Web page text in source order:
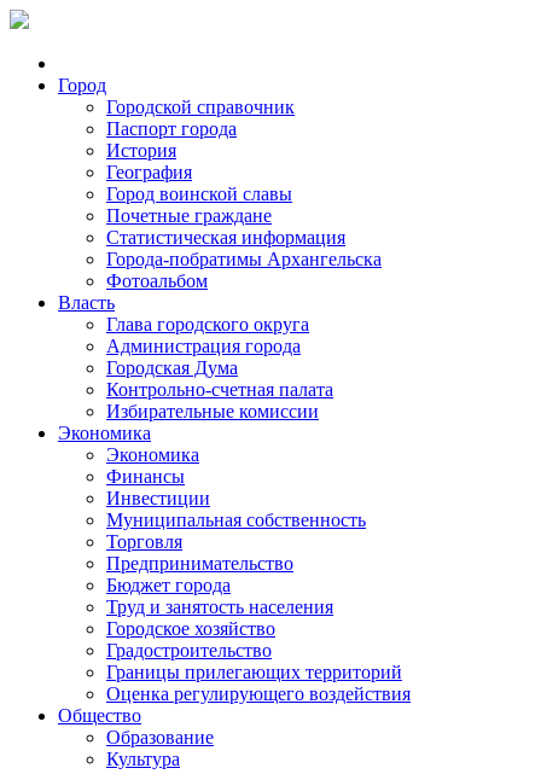
Город
Городской справочник
Паспорт города
История
География
Город воинской славы
Почетные граждане
Статистическая информация
Города-побратимы Архангельска
Фотоальбом
Власть
Глава городского округа
Администрация города
Городская Дума
Контрольно-счетная палата
Избирательные комиссии
Экономика
Экономика
Финансы
Инвестиции
Муниципальная собственность
Торговля
Предпринимательство
Бюджет города
Труд и занятость населения
Городское хозяйство
Градостроительство
Границы прилегающих территорий
Оценка регулирующего воздействия
Общество
Образование
Культура